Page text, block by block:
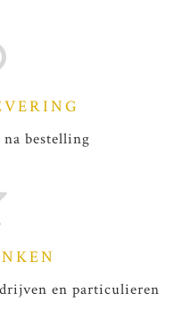
na bestelling
en particulieren